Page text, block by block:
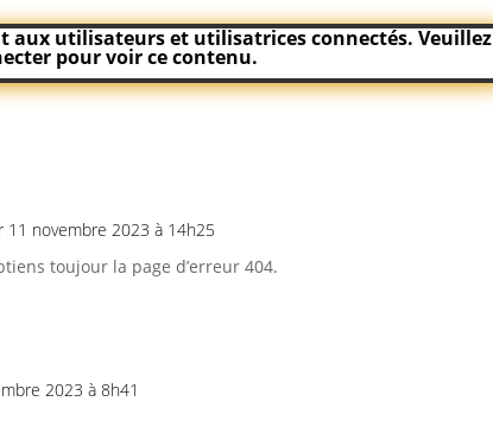
aux utilisateurs et utilisatrices connectés. Veuillez
pour voir ce contenu.
11 novembre 2023 à 14h25
toujour la page d’erreur 404.
2023 à 8h41